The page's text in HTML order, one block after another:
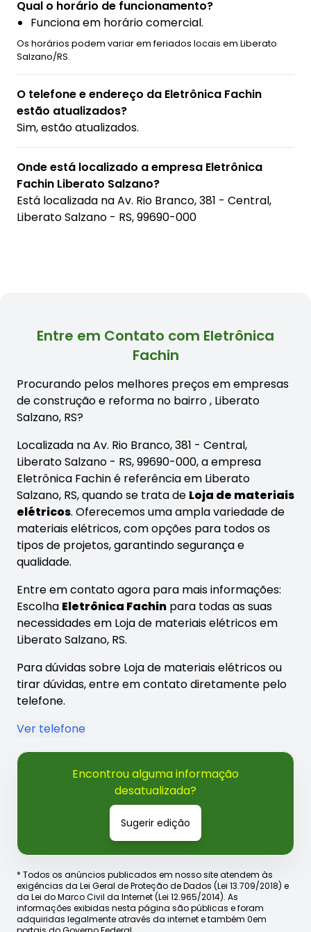
Qual o horário de funcionamento?
Funciona em horário comercial.
Os horários podem variar em feriados locais em Liberato
Salzano/RS.
O telefone e endereço da Eletrônica Fachin
estão atualizados?
Sim, estão atualizados.
Onde está localizado a empresa Eletrônica
Fachin Liberato Salzano?
Está localizada naAv. Rio Branco, 381 - Central,
Liberato Salzano - RS, 99690-000
Entre em Contato com Eletrônica
Fachin
Procurando pelos melhores preços em empresas
de construção e reforma no bairro, Liberato
Salzano, RS?
Localizada na Av. Rio Branco, 381 - Central,
Liberato Salzano - RS, 99690-000, a empresa
Eletrônica Fachin é referência em Liberato
Salzano, RS, quando se trata de Loja de materiais
elétricos. Oferecemos uma ampla variedade de
materiais elétricos, com opções para todos os
tipos de projetos, garantindo segurança e
qualidade.
Entre em contato agora para mais informações:
Escolha Eletrônica Fachin para todas as suas
necessidades em Loja de materiais elétricos em
Liberato Salzano, RS.
Para dúvidas sobre Loja de materiais elétricos ou
tirar dúvidas, entre em contato diretamente pelo
telefone.
Ver telefone
Encontrou alguma informação
desatualizada?
Sugerir edição
* Todos os anúncios publicados em nosso site atendem às
exigências da Lei Geral de Proteção de Dados (Lei 13.709/2018) e
da Lei do Marco Civil da Internet (Lei 12.965/2014). As
informações exibidas nesta página são públicas e foram
adquiridas legalmente através da internet e também 0em